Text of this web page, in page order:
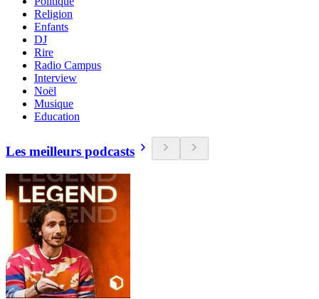
Religion
Enfants
DJ
Rire
Radio Campus
Interview
Noël
Musique
Education
Les meilleurs podcasts